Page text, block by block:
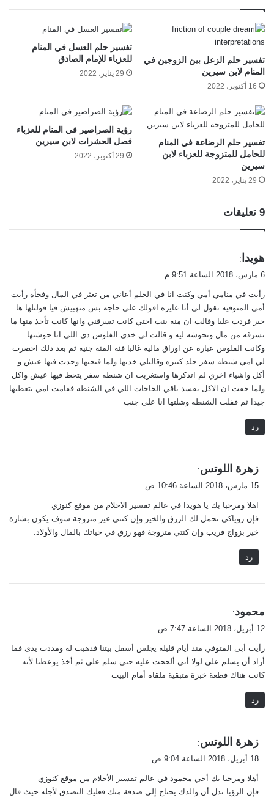
تفسير حلم الزعل بين الزوجين في
المنام لابن سيرين
16 أكتوبر، 2022
تفسير حلم العسل في المنام
للعزباء للإمام الصادق
29 يناير، 2022
تفسير حلم الرضاعة في المنام
للحامل للمتزوجة للعزباء لابن
سيرين
29 يناير، 2022
رؤية الصراصير في المنام للعزباء
فصل الحشرات لابن سيرين
29 أكتوبر، 2022
‫9 تعليقات
ي
ق
ل
هويدا :
6 مارس، 2018 الساعة 9:51 م
رأيت في منامي أمي وكنت انا في الحلم أعاني من تعثر في المال وفجأه رأيت
أمي المتوفيه تقول لي أنا عايزه اقولك علي حاجه بس متهبيش فيا قولتلها ها
خير فردت عليا وقالت ان منه بنت اختي كانت تسرقني وانها كانت تأخذ منها ما
تسرقه من مال وتحوشه ليه و قالت لي خدي الفلوس دي اللي انا حوشتها
وكانت الفلوس عباره عن اوراق مالية غالبا فئه المئه جنيه ثم بعد ذلك احضرت
لي امي شنطه سفر جلد كبيره وقالتلي خديها ولما فتحتها وجدت فيها عيش و
أكل واشياء اخري لم اتذكرها واستغربت ان شنطه سفر يتحط فيها عيش واكل
ولما خفت ان الاكل يفسد باقي الحاجات اللي في الشنطه فقامت امي بتغطيها
جيدا ثم قفلت الشنطه وشلتها انا علي جنب
رد
ي
ق
ل
زهرة اللوتس:
15 مارس، 2018 الساعة 10:46 ص
اهلا ومرحبا بك يا هويدا في عالم تفسير الاحلام من موقع كنوزي
فإن روياكي تحمل لك الرزق والخير وإن كنتي غير متزوجة سوف يكون بشارة
خير بزواج قريب وإن كنتي متزوجة فهو رزق في حياتك بالمال والأولاد.
رد
ق
ل
محمود:
12 أبريل، 2018 الساعة 7:47 ص
رأيت أبى المتوفي منذ أيام قليلة يجلس أسفل بيتنا فذهبت له ومددت يدى فما
أراد أن يسلم علي لولا أنى ألححت عليه حتى سلم على ثم أخذ يوعظنا لأنه
كانت هناك قطعة خبزة متبقية ملقاه أمام البيت
رد
ي
ق
ل
زهرة اللوتس:
18 أبريل، 2018 الساعة 9:04 ص
أهلا ومرحبا بك أخي محمود في عالم تفسير الأحلام من موقع كنوزي
فإن الرؤيا تدل أن والدك يحتاج إلى صدقة منك فعليك التصدق لأجله حيث قال